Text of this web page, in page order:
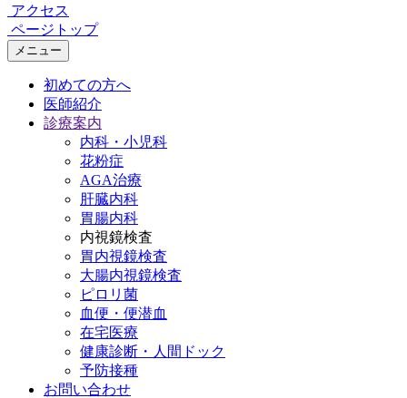
アクセス
ページトップ
メニュー
初めての方へ
医師紹介
診療案内
内科・小児科
花粉症
AGA治療
肝臓内科
胃腸内科
内視鏡検査
胃内視鏡検査
大腸内視鏡検査
ピロリ菌
血便・便潜血
在宅医療
健康診断・人間ドック
予防接種
お問い合わせ